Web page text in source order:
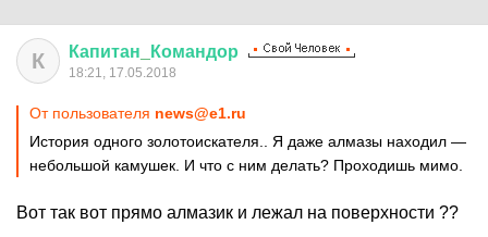
К Капитан Командор
18:21, 17.05.2018
От пользователя news@e1.ru
История одного золотоискателя.. Я даже алмазы находил —
небольшой камушек. И что с ним делать? Проходишь мимо.
Вот так вот прямо алмазик и лежал на поверхности ??